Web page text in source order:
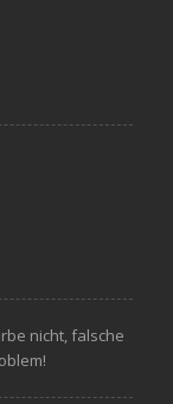
nicht, falsche